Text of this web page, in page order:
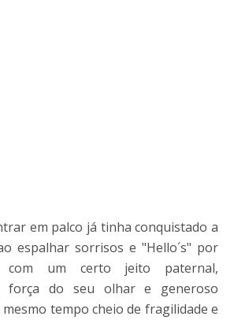
em palco já tinha conquistado a
espalhar sorrisos e "Hello´s" por
com um certo jeito paternal,
força do seu olhar e generoso
tempo cheio de fragilidade e